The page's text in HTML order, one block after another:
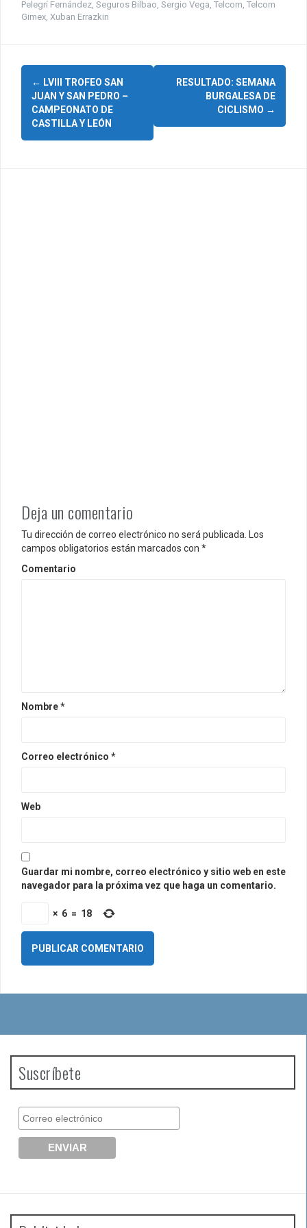
Pelegrí Fernández Seguros Bilbao Sergio Vega Telcom Telcom
Gimex Xuban Errazkin
N
v
d
a
s
← LVIII TROFEO SAN
JUAN Y SAN PEDRO –
CAMPEONATO DE
CASTILLA Y LEÓN
RESULTADO: SEMANA
BURGALESA DE
CICLISMO →
Deja un comentario
Tu dirección de correo electrónico no será publicada.
Los
campos obligatorios están marcados con *
Comentario
Nombre*
Correo electrónico *
Web
Guardar mi nombre, correo electrónico y sitio web en este
navegador para la próxima vez que haga un comentario.
× 6 = 18
Suscríbete